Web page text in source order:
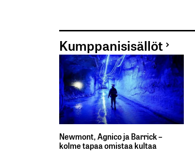
Kumppanisisällöt
Newmont, Agnico ja Barrick –
kolme tapaa omistaa kultaa